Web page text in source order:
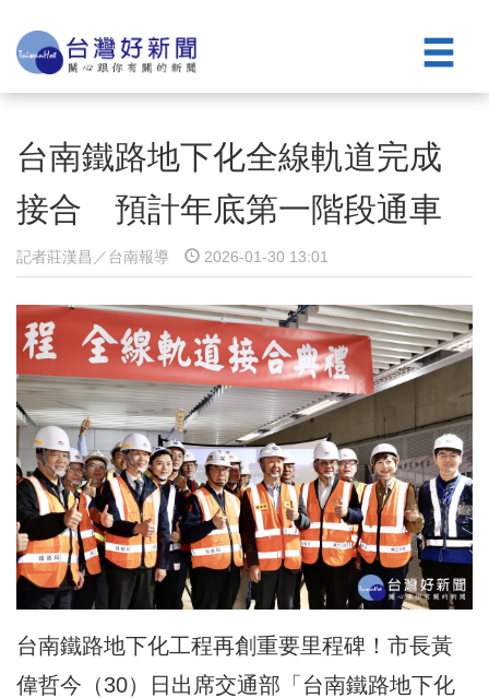
台南鐵路地下化全線軌道完成
接合 預計年底第一階段通車
記者莊漢昌／台南報導 2026-01-30 13:01
台南鐵路地下化工程再創重要里程碑！市長黃
偉哲今（30）日出席交通部「台南鐵路地下化